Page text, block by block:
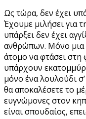
Ως τώρα, δεν έχει
Έχουμε μιλήσει για
υπάρξει δεν έχει
ανθρώπων. Μόνο μια
άτομο να φτάσει στη
υπάρχουν
μόνο ένα λουλούδι
θα αποκαλέσετε το
ευγνώμονες στον
είναι σπουδαίος,